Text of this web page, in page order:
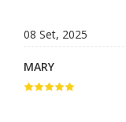
08 Set, 2025
MARY